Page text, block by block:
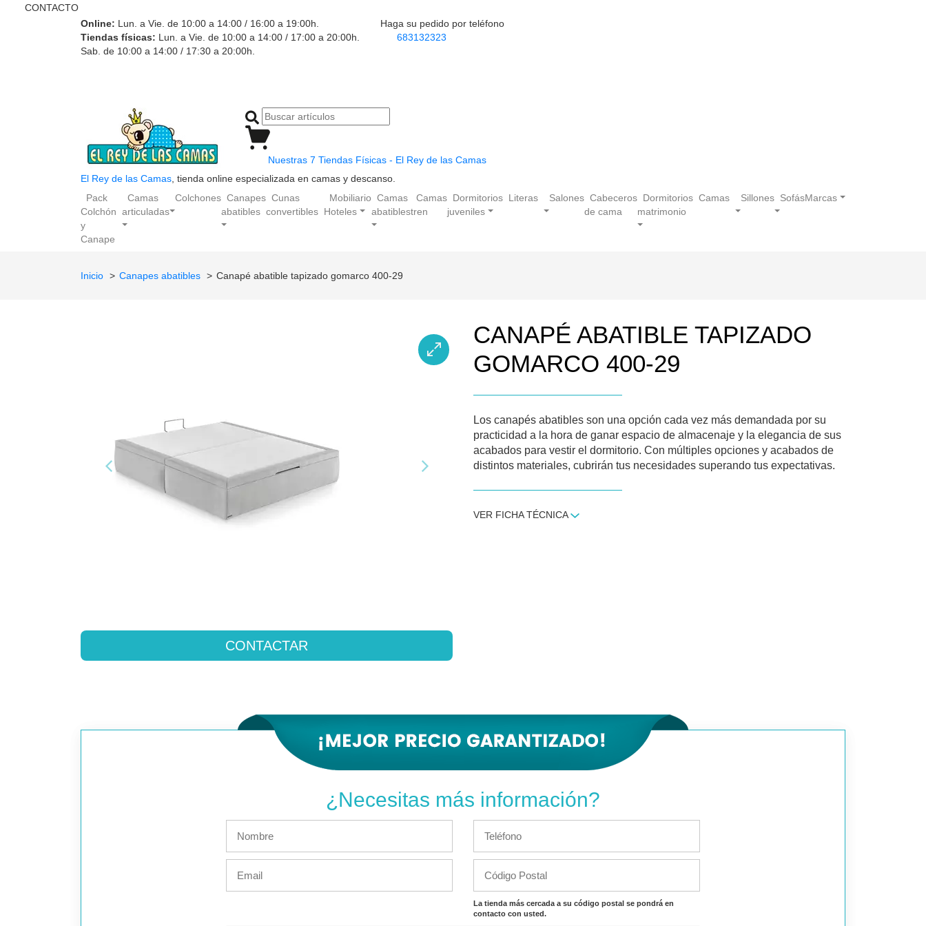
CONTACTO
Online: Lun. a Vie. de 10:00 a 14:00 / 16:00 a 19:00h.
Tiendas físicas: Lun. a Vie. de 10:00 a 14:00 / 17:00 a 20:00h.
Sab. de 10:00 a 14:00 / 17:30 a 20:00h.
Haga su pedido por teléfono
683132323
Nuestras 7 Tiendas Físicas - El Rey de las Camas
El Rey de las Camas , tienda online especializada en camas y descanso.
Pack
Colchón
y
Canape
Camas
articuladas
Colchones Canapes
abatibles
Cunas
convertibles
Mobiliario
Hoteles
Camas
abatibles
Camas
tren
Dormitorios
juveniles
Literas Salones Cabeceros
de cama
Dormitorios
matrimonio
Camas Sillones SofásMarcas
Inicio Canapes abatibles Canapé abatible tapizado gomarco 400-29
CONTACTAR
CANAPÉ ABATIBLE TAPIZADO
GOMARCO 400-29
Los canapés abatibles son una opción cada vez más demandada por su
practicidad a la hora de ganar espacio de almacenaje y la elegancia de sus
acabados para vestir el dormitorio. Con múltiples opciones y acabados de
distintos materiales, cubrirán tus necesidades superando tus expectativas.
VER FICHA TÉCNICA
¿Necesitas más información?
La tienda más cercada a su código postal se pondrá en
contacto con usted.